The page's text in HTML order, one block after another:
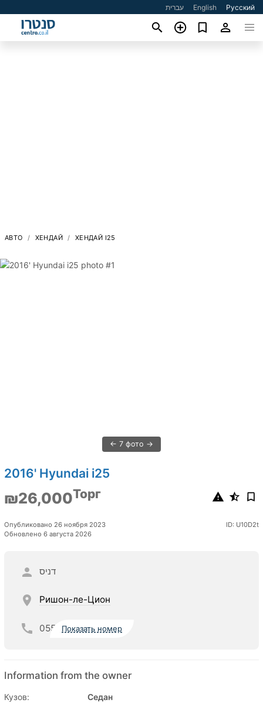
עברית English Русский
АВТО ХЕНДАЙ ХЕНДАЙ I25
7 фото
2016' Hyundai i25
₪26,000Торг
Опубликовано 26 ноября 2023
Обновлено 6 августа 2026
ID: U10D2t
דניס
Ришон-ле-Цион
055 Показать номер
Information from the owner
Кузов:
Седан